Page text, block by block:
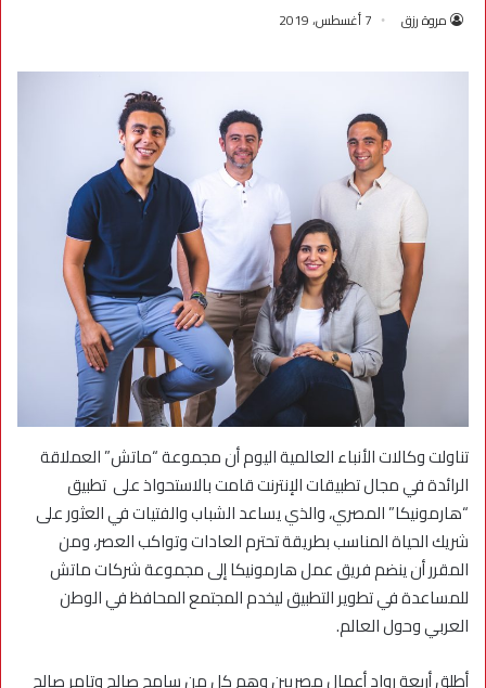
مروة رزق 7 أغسطس، 2019
تناولت وكالات الأنباء العالمية اليوم أن مجموعة “ماتش” العملاقة
الرائدة في مجال تطبيقات الإنترنت قامت بالاستحواذ على تطبيق
“هارمونيكا” المصري، والذي يساعد الشباب والفتيات في العثور على
شريك الحياة المناسب بطريقة تحترم العادات وتواكب العصر، ومن
المقرر أن ينضم فريق عمل هارمونيكا إلى مجموعة شركات ماتش
للمساعدة في تطوير التطبيق ليخدم المجتمع المحافظ في الوطن
العربي وحول العالم.
أطلق أربعة رواد أعمال مصريين وهم كل من سامح صالح وتامر صالح